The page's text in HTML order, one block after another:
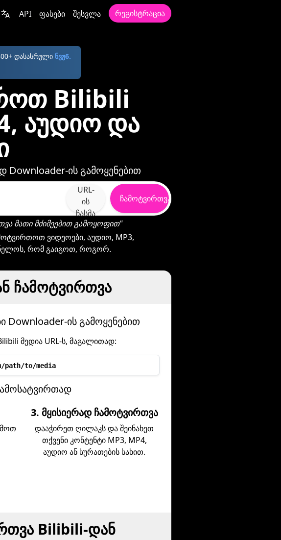
API ფასები შესვლა რეგისტრაცია
დასასრული ნვჟ6.
Bilibili
აუდიო და
Downloader-ის გამოყენებით
URL-
ის
ჩასმა
ჩამოტვირთვა
მათი მძიმეებით გამოყოფით"
ვიდეოები, აუდიო, MP3,
რომ გაიგოთ, როგორ.
ჩამოტვირთვა
ის გამოყენებით
მედია URL-ს, მაგალითად:
to/media
3. მყისიერად ჩამოტვირთვა
დააჭირეთ ღილაკს და შეინახეთ
თქვენი კონტენტი MP3, MP4,
აუდიო ან სურათების სახით.
Bilibili-დან